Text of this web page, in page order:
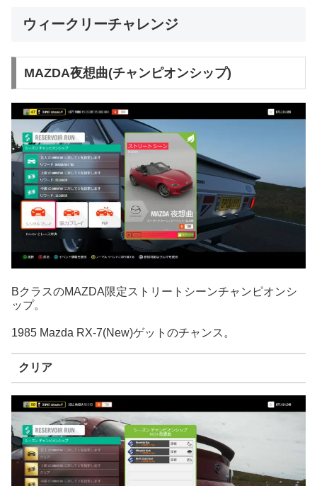
ウィークリーチャレンジ
MAZDA夜想曲(チャンピオンシップ)
BクラスのMAZDA限定ストリートシーンチャンピオンシ
ップ。
1985 Mazda RX-7(New)ゲットのチャンス。
クリア